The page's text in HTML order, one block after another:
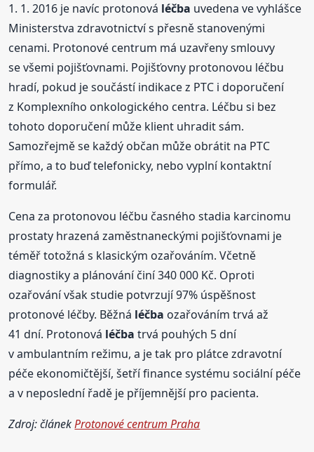
1. 1. 2016 je navíc protonová léčba uvedena ve vyhlášce
Ministerstva zdravotnictví s přesně stanovenými
cenami. Protonové centrum má uzavřeny smlouvy
se všemi pojišťovnami. Pojišťovny protonovou léčbu
hradí, pokud je součástí indikace z PTC i doporučení
z Komplexního onkologického centra. Léčbu si bez
tohoto doporučení může klient uhradit sám.
Samozřejmě se každý občan může obrátit na PTC
přímo, a to buď telefonicky, nebo vyplní kontaktní
formulář.
Cena za protonovou léčbu časného stadia karcinomu
prostaty hrazená zaměstnaneckými pojišťovnami je
téměř totožná s klasickým ozařováním. Včetně
diagnostiky a plánování činí 340 000 Kč. Oproti
ozařování však studie potvrzují 97% úspěšnost
protonové léčby. Běžná léčba ozařováním trvá až
41 dní. Protonová léčba trvá pouhých 5 dní
v ambulantním režimu, a je tak pro plátce zdravotní
péče ekonomičtější, šetří finance systému sociální péče
a v neposlední řadě je příjemnější pro pacienta.
Zdroj: článekProtonové centrum Praha